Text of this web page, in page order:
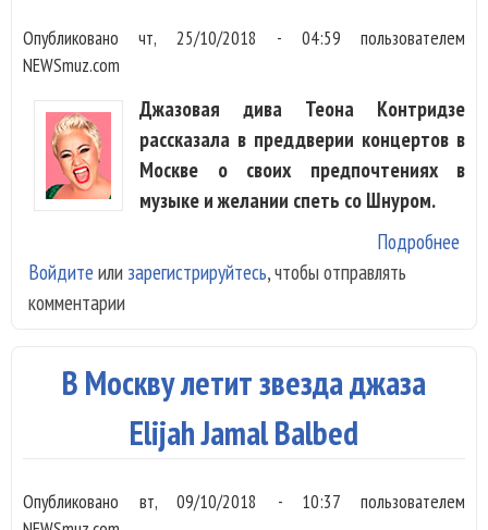
Опубликованочт, 25/10/2018 - 04:59 пользователем
NEWSmuz.com
Джазовая дива Теона Контридзе
рассказала в преддверии концертов в
Москве о своих предпочтениях в
музыке и желании спеть со Шнуром.
Подробнее
Войдите или зарегистрируйтесь, чтобы отправлять
комментарии
В Москву летит звезда джаза
Elijah Jamal Balbed
Опубликовано вт, 09/10/2018 - 10:37 пользователем